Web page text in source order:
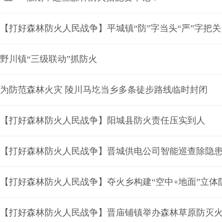
【打好森林防火人民战争】平城镇“防”字当头“严”字把关
野川镇“三级联动”抓防火
为防范森林火灾 陵川马圪当乡多条徒步路线临时封闭
【打好森林防火人民战争】阳城县防火责任压实到人
【打好森林防火人民战争】晋城供电公司智能巡查除隐患
【打好森林防火人民战争】夺火乡构建“空中+地面”立体
【打好森林防火人民战争】晋庙铺镇举办森林草原防灭